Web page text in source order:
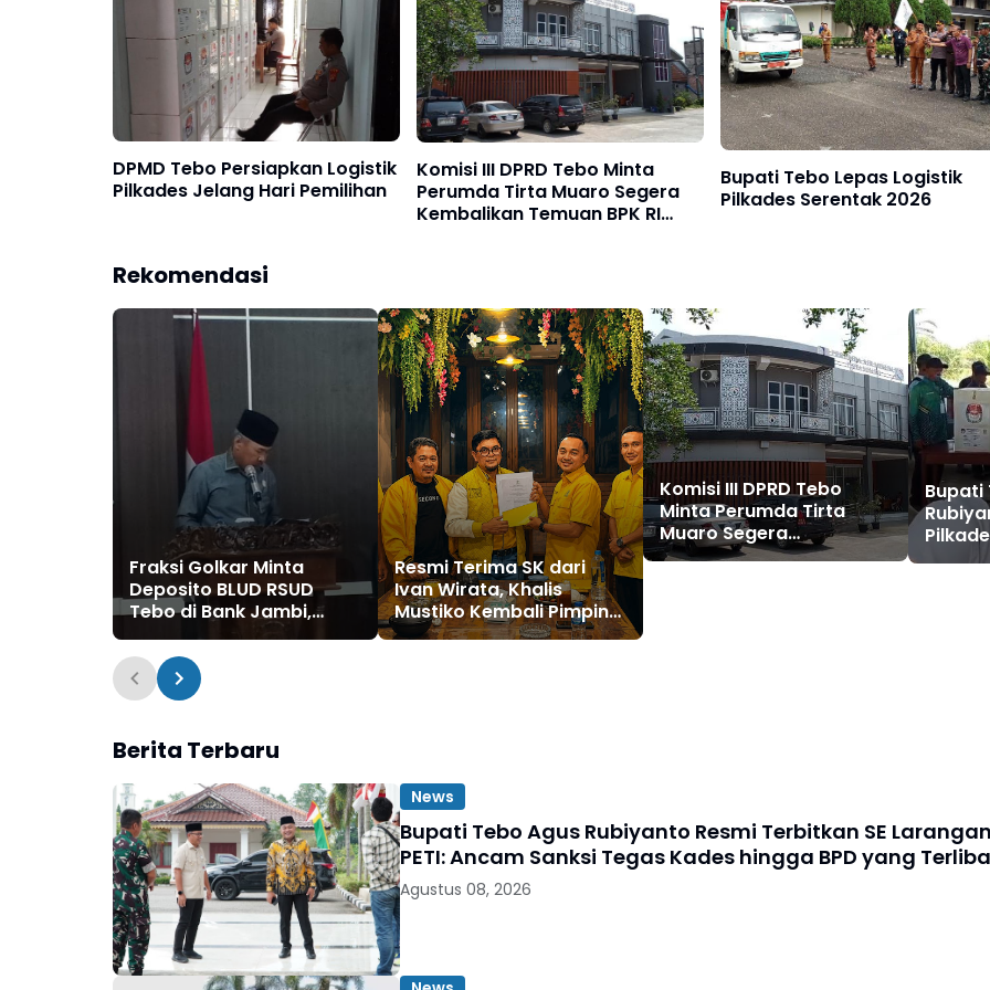
DPMD Tebo Persiapkan Logistik
Pilkades Jelang Hari Pemilihan
Komisi III DPRD Tebo Minta
Perumda Tirta Muaro Segera
Kembalikan Temuan BPK RI
Bupati Tebo Lepas Logistik
Pilkades Serentak 2026
Rekomendasi
Fraksi Golkar Minta
Deposito BLUD RSUD
Tebo di Bank Jambi,
Soroti Pelayanan, CSR,
PDAM dan Jalan Perintis
Resmi Terima SK dari
Ivan Wirata, Khalis
Mustiko Kembali Pimpin
Golkar Tebo, Liga Marisa
Komisi III DPRD Tebo
Minta Perumda Tirta
Muaro Segera
Kembalikan Temuan BPK
Bupati
dan
Berita Terbaru
News
Bupati Tebo Agus Rubiyanto Resmi Terbitkan SE Larangan
PETI: Ancam Sanksi Tegas Kades hingga BPD yang
Agustus 08, 2026